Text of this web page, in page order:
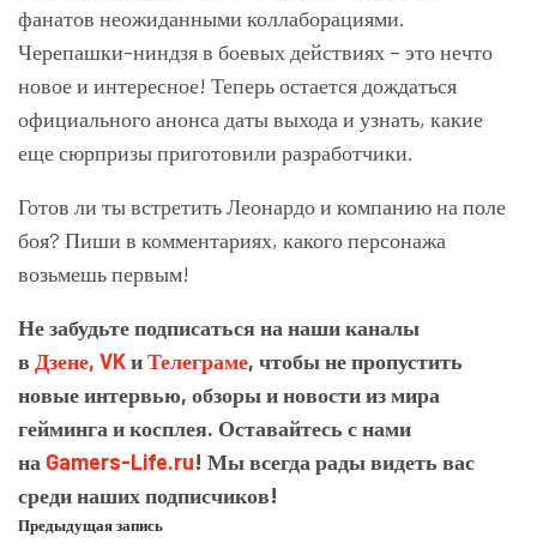
фанатов неожиданными коллаборациями.
Черепашки-ниндзя в боевых действиях – это нечто
новое и интересное! Теперь остается дождаться
официального анонса даты выхода и узнать, какие
еще сюрпризы приготовили разработчики.
Готов ли ты встретить Леонардо и компанию на поле
боя? Пиши в комментариях, какого персонажа
возьмешь первым!
Не забудьте подписаться на наши каналы
в Дзене, VKиТелеграме, чтобы не пропустить
новые интервью, обзоры и новости из мира
гейминга и косплея. Оставайтесь с нами
на Gamers-Life.ru! Мы всегда рады видеть вас
среди наших подписчиков!
Предыдущая запись